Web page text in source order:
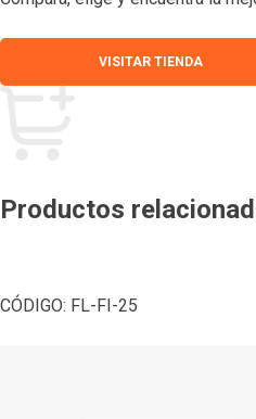
VISITAR TIENDA
Productos
CÓDIGO: FL-FI-25